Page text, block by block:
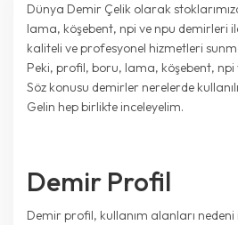
Dünya Demir Çelik olarak
lama, köşebent, npi ve npu demirleri
kaliteli ve profesyonel hizmetleri
Peki, profil, boru, lama, köşebent,
Söz konusu demirler nerelerde
Gelin hep birlikte inceleyelim.
Demir Profil
Demir profil, kullanım alanları nedeni